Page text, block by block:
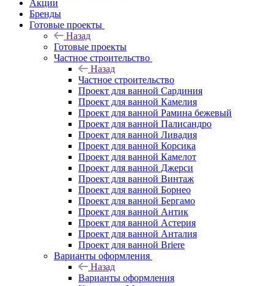
Акции
Бренды
Готовые проекты
Назад
Готовые проекты
Частное строительство
Назад
Частное строительство
Проект для ванной Сардиния
Проект для ванной Камелия
Проект для ванной Рамина бежевый
Проект для ванной Палисандро
Проект для ванной Ливадия
Проект для ванной Корсика
Проект для ванной Камелот
Проект для ванной Джерси
Проект для ванной Винтаж
Проект для ванной Борнео
Проект для ванной Бергамо
Проект для ванной Антик
Проект для ванной Астерия
Проект для ванной Анталия
Проект для ванной Briere
Варианты оформления
Назад
Варианты оформления